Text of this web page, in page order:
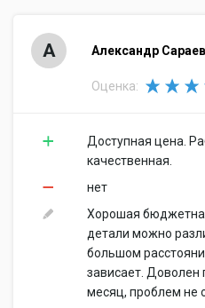
А Александр Сараев
Оценка:
Доступная цена.
качественная.
нет
Хорошая
детали можно
большом
зависает. Доволен
месяц, проблем не